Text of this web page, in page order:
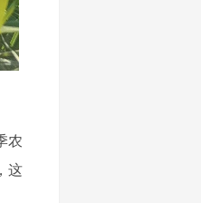
农
这